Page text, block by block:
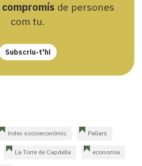
compromís de persones
com tu.
Subscriu-t'hi
índex socioeconòmic Pallars
La Torre de Capdella economia